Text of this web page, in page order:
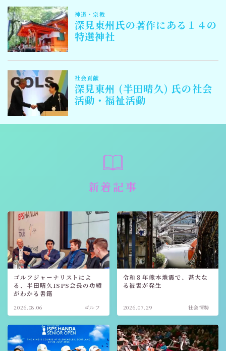
新着記事
ゴルフジャーナリストによ
る、半田晴久ISPS会長の功績
がわかる書籍
2026.08.06 ゴルフ
令和８年熊本地震で、甚大な
る被害が発生
2026.07.29 社会情勢